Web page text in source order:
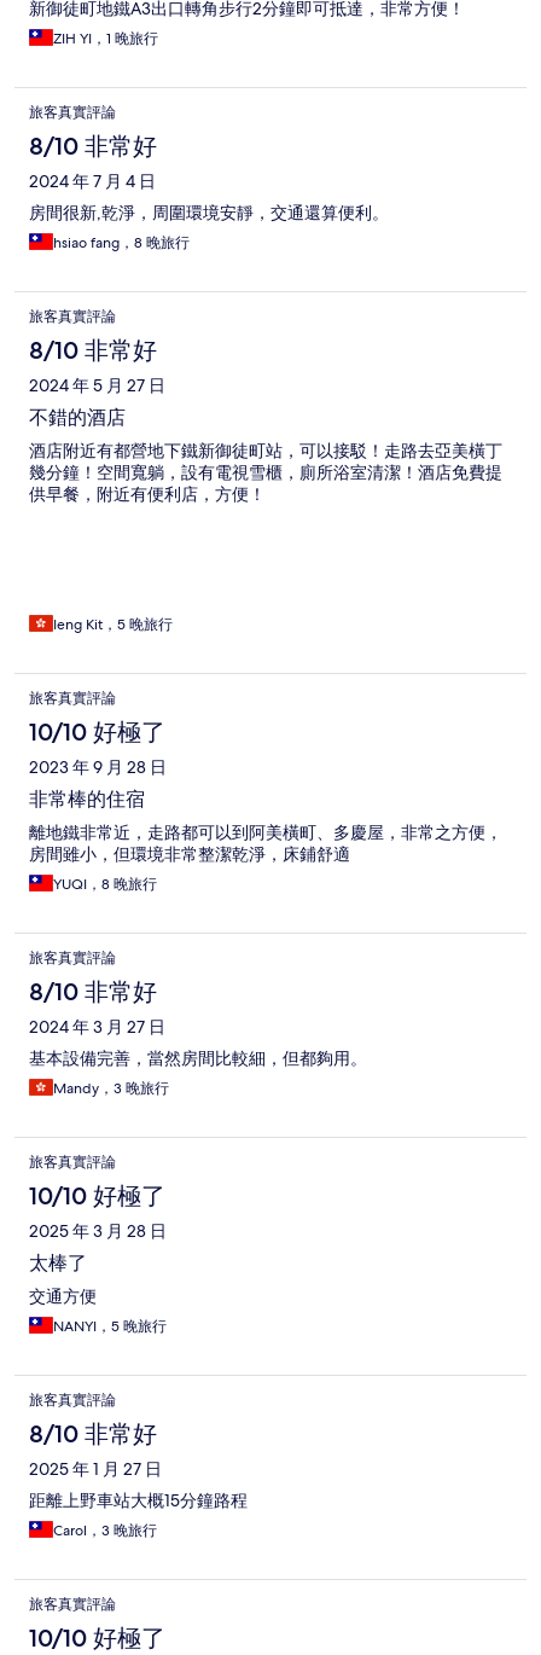
新御徒町地鐵A3出口轉角步行2分鐘即可抵達，非常方便！
ZIH YI，1 晚旅行
旅客真實評論
8/10 非常好
2024 年 7 月 4 日
房間很新,乾淨，周圍環境安靜，交通還算便利。
hsiao fang，8 晚旅行
旅客真實評論
8/10 非常好
2024 年 5 月 27 日
不錯的酒店
酒店附近有都營地下鐵新御徒町站，可以接駁！走路去亞美橫丁
幾分鐘！空間寬躺，設有電視雪櫃，廁所浴室清潔！酒店免費提
供早餐，附近有便利店，方便！
Ieng Kit，5 晚旅行
旅客真實評論
10/10 好極了
2023 年 9 月 28 日
非常棒的住宿
離地鐵非常近，走路都可以到阿美橫町、多慶屋，非常之方便，
房間雖小，但環境非常整潔乾淨，床鋪舒適
YUQI，8 晚旅行
旅客真實評論
8/10 非常好
2024 年 3 月 27 日
基本設備完善，當然房間比較細，但都夠用。
Mandy，3 晚旅行
旅客真實評論
10/10 好極了
2025 年 3 月 28 日
太棒了
交通方便
NANYI，5 晚旅行
旅客真實評論
8/10 非常好
2025 年 1 月 27 日
距離上野車站大概15分鐘路程
Carol，3 晚旅行
旅客真實評論
10/10 好極了